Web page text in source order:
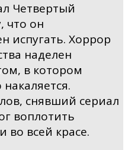
Четвертый
что он
испугать. Хоррор
наделен
в котором
снявший сериал
воплотить
во всей красе.